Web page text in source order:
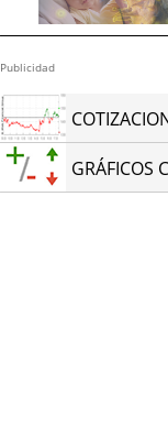
Publicidad
GRÁFICOS